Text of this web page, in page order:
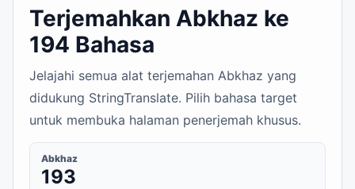
Terjemahkan Abkhaz ke
194 Bahasa
Jelajahi semua alat terjemahan Abkhaz yang
didukung StringTranslate. Pilih bahasa target
untuk membuka halaman penerjemah khusus.
Abkhaz
193